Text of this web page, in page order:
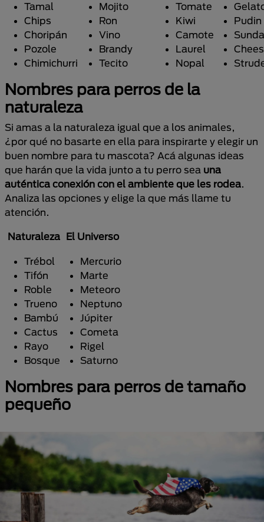
Tamal
Chips
Choripán
Pozole
Chimichurri
Mojito
Ron
Vino
Brandy
Tecito
Tomate
Kiwi
Camote
Laurel
Nopal
Pudin
Nombres para perros de la
naturaleza
Si amas a la naturaleza igual que a los animales,
¿por qué no basarte en ella para inspirarte y elegir un
buen nombre para tu mascota? Acá algunas ideas
que harán que la vida junto a tu perro sea una
auténtica conexión con el ambiente que les rodea.
Analiza las opciones y elige la que más llame tu
atención.
Naturaleza El Universo
Trébol
Tifón
Roble
Trueno
Bambú
Cactus
Rayo
Bosque
Mercurio
Marte
Meteoro
Neptuno
Júpiter
Cometa
Rigel
Saturno
Nombres para perros de tamaño
pequeño